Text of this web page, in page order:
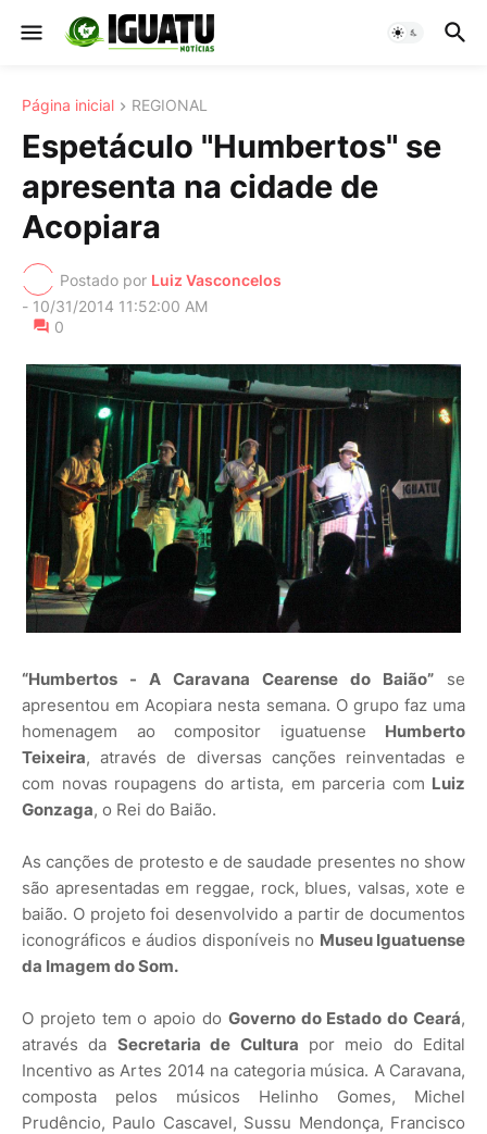
Página inicial REGIONAL
Espetáculo "Humbertos" se
apresenta na cidade de
Acopiara
Postado por Luiz Vasconcelos
- 10/31/2014 11:52:00 AM
0
“Humbertos - A Caravana Cearense do Baião” se
apresentou em Acopiara nesta semana. O grupo faz uma
homenagem ao compositor iguatuense Humberto
Teixeira, através de diversas canções reinventadas e
com novas roupagens do artista, em parceria com Luiz
Gonzaga, o Rei do Baião.
As canções de protesto e de saudade presentes no show
são apresentadas em reggae, rock, blues, valsas, xote e
baião. O projeto foi desenvolvido a partir de documentos
iconográficos e áudios disponíveis no Museu Iguatuense
da Imagem do Som.
O projeto tem o apoio do Governo do Estado do Ceará,
através da Secretaria de Cultura por meio do Edital
Incentivo as Artes 2014 na categoria música. A Caravana,
composta pelos músicos Helinho Gomes, Michel
Prudêncio, Paulo Cascavel, Sussu Mendonça, Francisco